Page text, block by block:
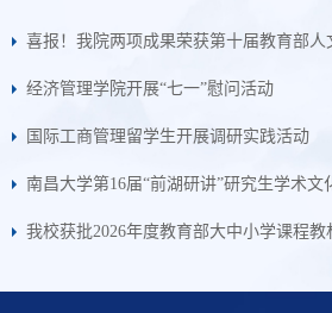
喜报！我院两项成果荣获第十届教育部人
经济管理学院开展“七一”慰问活动
国际工商管理留学生开展调研实践活动
我校获批2026年度教育部大中小学课程教